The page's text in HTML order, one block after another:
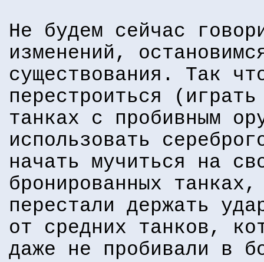
Не будем сейчас
изменений,
существования. Так
перестроиться
танках с пробивным
использовать
начать мучиться на
бронированных
перестали держать
от средних танков,
даже не пробивали в